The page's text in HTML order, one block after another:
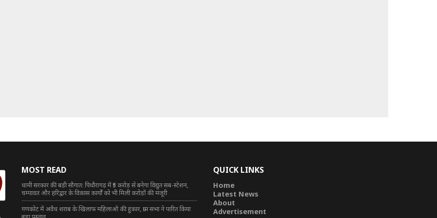
MOST READ
धामी सरकार की बड़ी सौगात: पिथौरागढ़ में ₹5 करोड़ से बनेगा विद्युत सब-स्टेशन,
चम्पावत और हरिद्वार के विकास कार्यों को भी मिली करोड़ों की मंजूरी
गणकोट में अवैध शराब के खिलाफ महिलाओं की हुंकार, ग्राम सभा ने पारित किया
QUICK LINKS
Home
Latest News
About
Advertisement